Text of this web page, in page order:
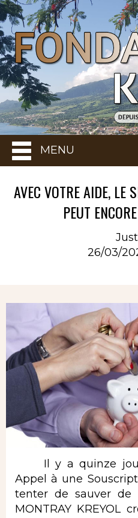
MENU
AVEC VOTRE AIDE, LE
PEUT
26/03/
Il y a quinze
Appel à une
tenter de sauver de
MONTRAY KREYOL